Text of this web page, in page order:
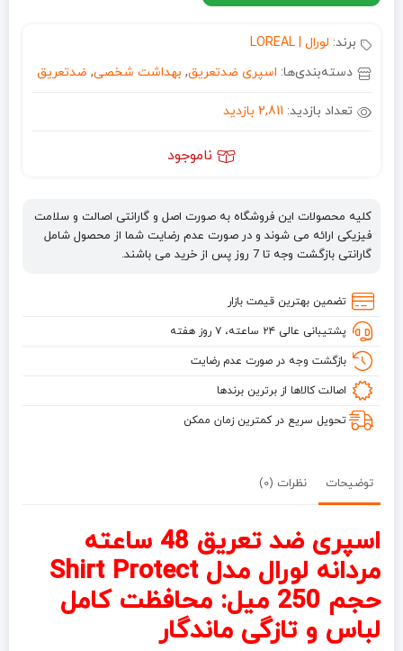
برند: لورال | LOREAL
دسته‌بندی‌ها: اسپری ضدتعریق, بهداشت شخصی, ضدتعریق
تعداد بازدید: 2,811 بازدید
ناموجود
کلیه محصولات این فروشگاه به صورت اصل و گارانتی اصالت و سلامت
فیزیکی ارائه می شوند و در صورت عدم رضایت شما از محصول شامل
گارانتی بازگشت وجه تا 7 روز پس از خرید می باشند.
تضمین بهترین قیمت بازار
پشتیبانی عالی ۲۴ ساعته، ۷ روز هفته
بازگشت وجه در صورت عدم رضایت
اصالت کالاها از برترین برندها
تحویل سریع در کمترین زمان ممکن
توضیحات نظرات (0)
اسپری ضد تعریق 48 ساعته
مردانه لورال مدل Shirt Protect
حجم 250 میل: محافظت کامل
لباس و تازگی ماندگار